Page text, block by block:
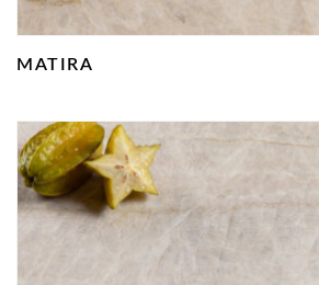
MATIRA